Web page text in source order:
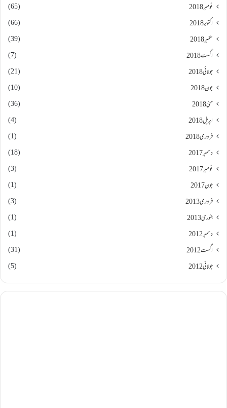
نومبر 2018
(65)
اکتوبر 2018
(66)
ستمبر 2018
(39)
اگست 2018
(7)
جولائی 2018
(21)
جون 2018
(10)
مئی 2018
(36)
اپریل 2018
(4)
فروری 2018
(1)
دسمبر 2017
(18)
نومبر 2017
(3)
جون 2017
(1)
فروری 2013
(3)
جنوری 2013
(1)
دسمبر 2012
(1)
اگست 2012
(31)
جولائی 2012
(5)